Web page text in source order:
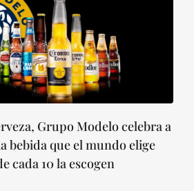
Grupo Modelo celebra a
bebida que el mundo elige
cada 10 la escogen